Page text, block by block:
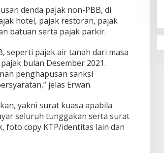
denda pajak non-PBB, di
hotel, pajak restoran, pajak
batuan serta pajak parkir.
seperti pajak air tanah dari masa
bulan Desember 2021.
penghapusan sanksi
jelas Erwan.
yakni surat kuasa apabila
seluruh tunggakan serta surat
foto copy KTP/identitas lain dan
Bikin Sekolah di Malaysia Tertarik
Mempelajarinya